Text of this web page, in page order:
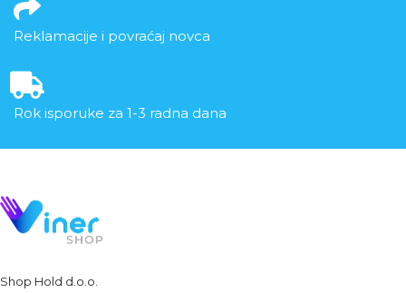
Reklamacije i povraćaj novca
Rok isporuke za 1-3 radna dana
Shop Hold d.o.o.